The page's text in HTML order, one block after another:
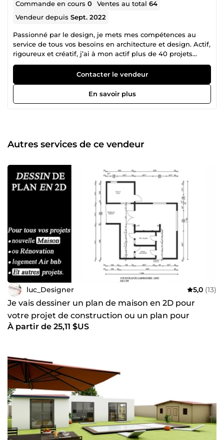
Commande en cours0 Ventes au total64
Vendeur depuisSept. 2022
Passionné par le design, je mets mes compétences au
service de tous vos besoins en architecture et design. Actif,
rigoureux et créatif, j’ai à mon actif plus de 40 projets
réalisés avec succès sur ComeUp. Un projet en vue ?
Discutons-en 😊 ! Je vous propose un appel direct gratuit
avec moi pour échanger, prendre des notes, et trouver
ensemble la meilleure solution. Mon objectif est de
concevoir pour vous des plans de maison complets,
alliant esthétique et fonctionnalité🎨. Au plaisir de
collaborer avec vous 🙏.
Contacter le vendeur
En savoir plus
Autres services de ce vendeur
luc_Designer 5,0 (13)
Je vais dessiner un plan de maison en 2D pour
votre projet de construction ou un plan pour
rénovation maison
À partir de 25,11 $US